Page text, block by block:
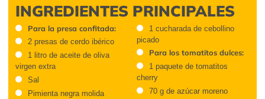
INGREDIENTES PRINCIPALES
Para la presa confitada:
2 presas de cerdo ibérico
1 litro de aceite de oliva
virgen extra
Sal
Pimienta negra molida
1 cucharada de cebollino
picado
Para los tomatitos dulces:
1 paquete de tomatitos
cherry
70 g de azúcar moreno